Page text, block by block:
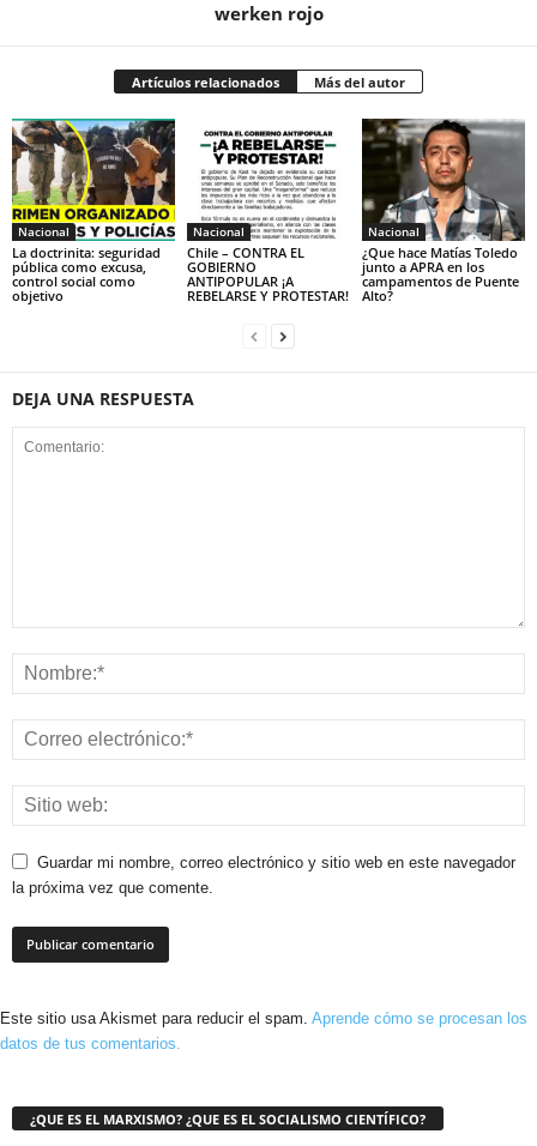
werken rojo
Artículos relacionados Más del autor
Nacional
La doctrinita: seguridad
pública como excusa,
control social como
objetivo
Nacional
Chile – CONTRA EL
GOBIERNO
ANTIPOPULAR ¡A
REBELARSE Y PROTESTAR!
Nacional
¿Que hace Matías Toledo
junto a APRA en los
campamentos de Puente
Alto?
DEJA UNA RESPUESTA
Guardar mi nombre, correo electrónico y sitio web en este navegador
la próxima vez que comente.
Este sitio usa Akismet para reducir el spam. Aprende cómo se procesan los
datos de tus comentarios.
¿QUE ES EL MARXISMO? ¿QUE ES EL SOCIALISMO CIENTÍFICO?